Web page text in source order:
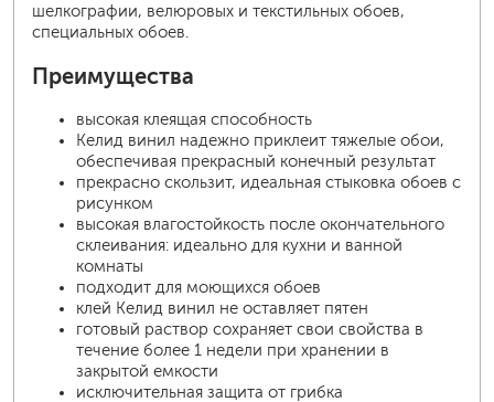
шелкографии, велюровых и текстильных обоев,
специальных обоев.
Преимущества
высокая клеящая способность
Келид винил надежно приклеит тяжелые обои,
обеспечивая прекрасный конечный результат
прекрасно скользит, идеальная стыковка обоев с
рисунком
высокая влагостойкость после окончательного
склеивания: идеально для кухни и ванной
комнаты
подходит для моющихся обоев
клей Келид винил не оставляет пятен
готовый раствор сохраняет свои свойства в
течение более 1 недели при хранении в
закрытой емкости
исключительная защита от грибка